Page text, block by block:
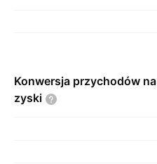
Konwersja przychodów na
zyski